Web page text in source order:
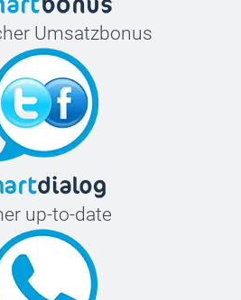
Umsatzbonus
up-to-date